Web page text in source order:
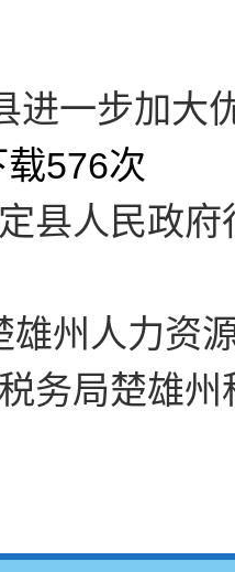
进一步加大
576次
县人民政
雄州人力资
务局楚雄